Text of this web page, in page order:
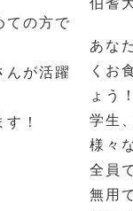
ての方で
んが活躍
！
伯耆
あな
くお
ょう！
学生
様々
全員
無用